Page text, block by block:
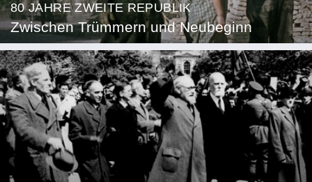
80 JAHRE ZWEITE REPUBLIK
Zwischen Trümmern und Neubeginn